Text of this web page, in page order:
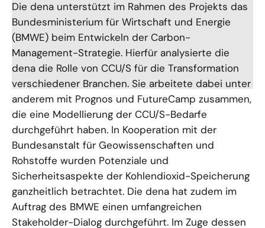
Die dena unterstützt im Rahmen des Projekts das
Bundesministerium für Wirtschaft und Energie
(BMWE) beim Entwickeln der Carbon-
Management-Strategie. Hierfür analysierte die
dena die Rolle von CCU/S für die Transformation
verschiedener Branchen. Sie arbeitete dabei unter
anderem mit Prognos und FutureCamp zusammen,
die eine Modellierung der CCU/S-Bedarfe
durchgeführt haben. In Kooperation mit der
Bundesanstalt für Geowissenschaften und
Rohstoffe wurden Potenziale und
Sicherheitsaspekte der Kohlendioxid-Speicherung
ganzheitlich betrachtet. Die dena hat zudem im
Auftrag des BMWE einen umfangreichen
Stakeholder-Dialog durchgeführt. Im Zuge dessen